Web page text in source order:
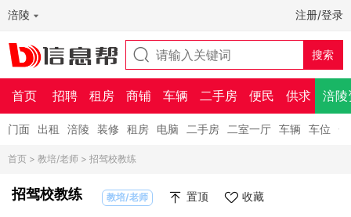
涪陵 注册/登录
首页 招聘 租房 商铺 车辆 二手房 便民 供求 涪陵
门面 出租 涪陵 装修 租房 电脑 二手房 二室一厅 车辆 车位
首页 > 教培/老师 > 招驾校教练
招驾校教练 教培/老师 置顶 收藏